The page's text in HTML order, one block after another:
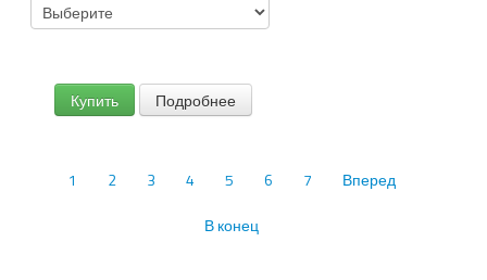
Купить Подробнее
1 2 3 4 5 6 7
Вперед
В конец